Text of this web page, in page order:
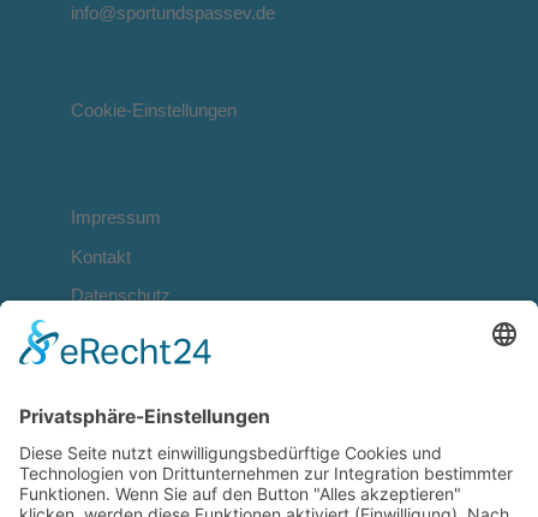
info@sportundspassev.de
Cookie-Einstellungen
Impressum
Kontakt
Datenschutz
E-MAIL